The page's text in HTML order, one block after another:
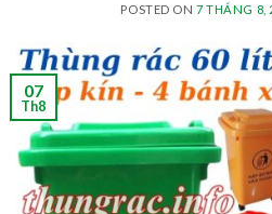
POSTED ON7 THÁNG 8,
07
Th8